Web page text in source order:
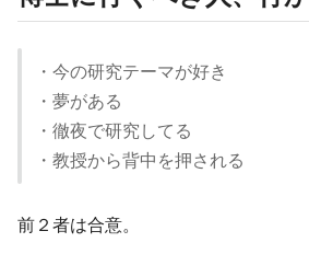
・今の研究テーマが好き
・夢がある
・徹夜で研究してる
・教授から背中を押される
前２者は合意。